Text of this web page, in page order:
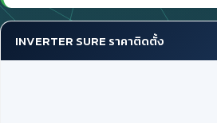
INVERTER SURE ราคาติดตั้ง